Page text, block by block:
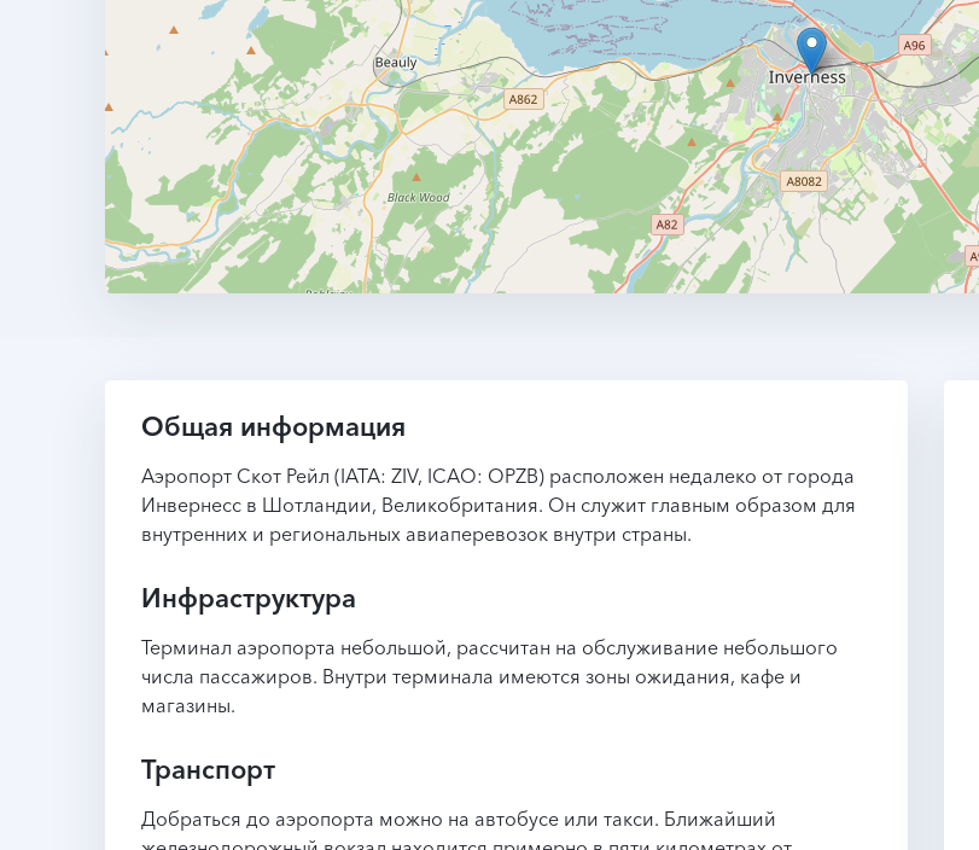
Общая информация
Аэропорт Скот Рейл (IATA: ZIV, ICAO: OPZB) расположен недалеко от города
Инвернесс в Шотландии, Великобритания. Он служит главным образом для
внутренних и региональных авиаперевозок внутри страны.
Инфраструктура
Терминал аэропорта небольшой, рассчитан на обслуживание небольшого
числа пассажиров. Внутри терминала имеются зоны ожидания, кафе и
магазины.
Транспорт
Добраться до аэропорта можно на автобусе или такси. Ближайший